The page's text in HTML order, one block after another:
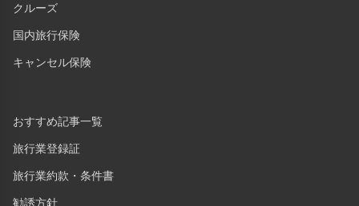
クルーズ
国内旅行保険
キャンセル保険
おすすめ記事一覧
旅行業登録証
旅行業約款・条件書
勧誘方針